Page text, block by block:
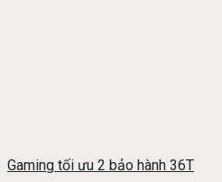
Gaming tối ưu 2 bảo hành 36T